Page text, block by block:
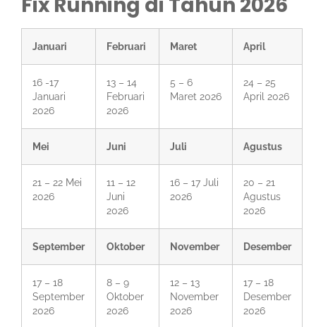
Fix Running di Tahun 2026
Januari Februari Maret April
16 -17
Januari
2026
13 – 14
Februari
2026
5 – 6
Maret 2026
24 – 25
April 2026
Mei Juni Juli Agustus
21 – 22 Mei
2026
11 – 12
Juni
2026
16 – 17 Juli
2026
20 – 21
Agustus
2026
September Oktober November Desember
17 – 18
September
2026
8 – 9
Oktober
2026
12 – 13
November
2026
17 – 18
Desember
2026